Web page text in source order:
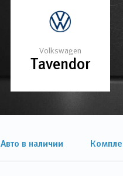
Volkswagen
Tavendor
Авто в наличии